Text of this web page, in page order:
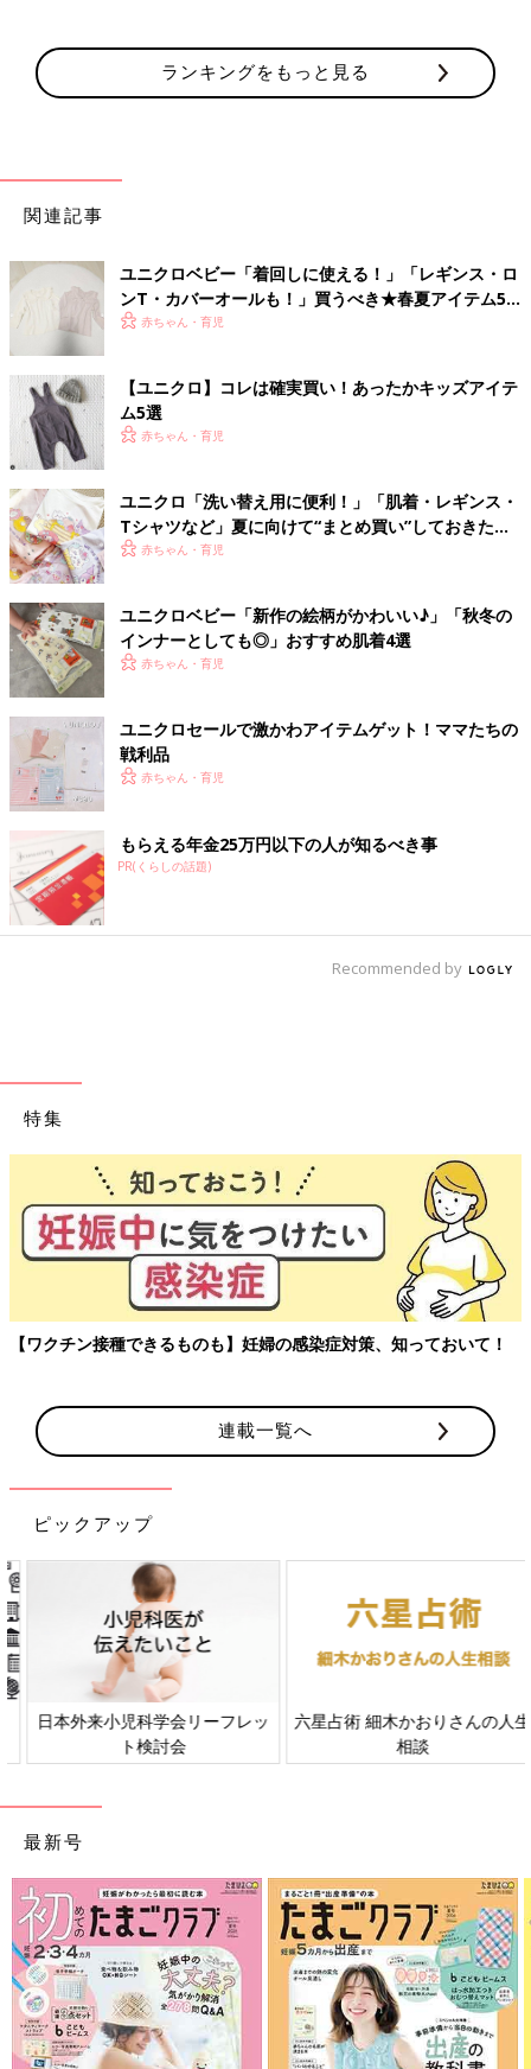
ランキングをもっと見る
関連記事
ユニクロベビー「着回しに使える！」「レギンス・ロ
ンT・カバーオールも！」買うべき★春夏アイテム5
選 赤ちゃん・育児
【ユニクロ】コレは確実買い！あったかキッズアイテ
ム5選
赤ちゃん・育児
ユニクロ「洗い替え用に便利！」「肌着・レギンス・
Tシャツなど」夏に向けて“まとめ買い”しておきたい
アイテム
赤ちゃん・育児
ユニクロベビー「新作の絵柄がかわいい♪」「秋冬の
インナーとしても◎」おすすめ肌着4選
赤ちゃん・育児
ユニクロセールで激かわアイテムゲット！ママたちの
戦利品
赤ちゃん・育児
もらえる年金25万円以下の人が知るべき事
PR(くらしの話題)
Recommended by
特集
【ワクチン接種できるものも】妊婦の感染症対策、知っておいて！
連載一覧へ
ピックアップ
日本外来小児科学会リーフレッ
ト検討会
六星占術 細木かおりさんの人生
相談
最新号